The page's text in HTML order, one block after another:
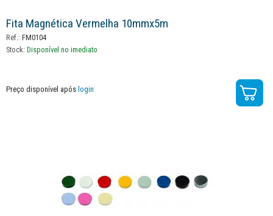
Fita Magnética Vermelha 10mmx5m
Ref.: FM0104
Stock: Disponível no imediato
Preço disponível após login